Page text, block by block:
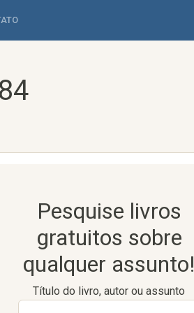
Pesquise livros
gratuitos sobre
qualquer assunto!
Título do livro, autor ou assunto